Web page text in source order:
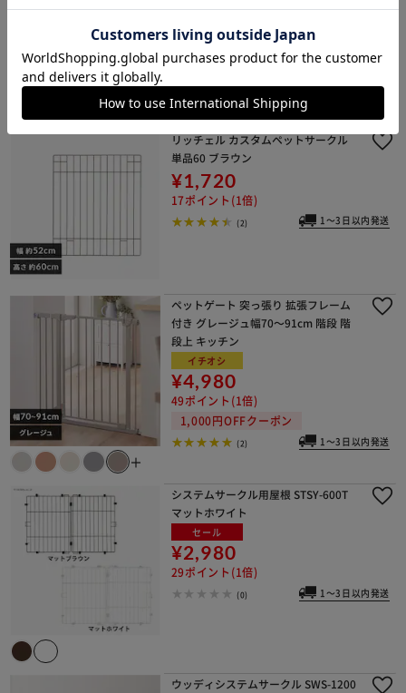
36ポイント(1倍)
(1)
リッチェル カスタムペットサークル
単品60 ブラウン
¥1,720
17ポイント(1倍)
(2) 1～3日以内発送
＋
ペットゲート 突っ張り 拡張フレーム
付き グレージュ幅70～91cm 階段 階
段上 キッチン
イチオシ
¥4,980
49ポイント(1倍)
1,000円OFFクーポン
(2) 1～3日以内発送
システムサークル用屋根 STSY-600T
マットホワイト
セール
¥2,980
29ポイント(1倍)
(0) 1～3日以内発送
ウッディシステムサークル SWS-1200